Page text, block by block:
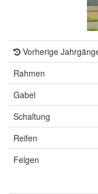
Vorherige
Rahmen
Gabel
Schaltung
Reifen
Felgen